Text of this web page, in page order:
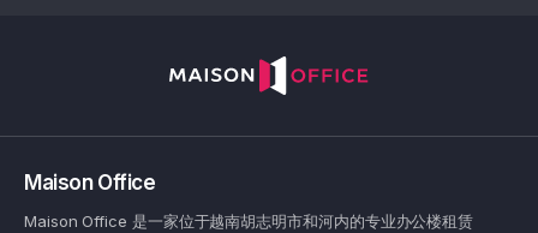
Maison Office
Maison Office 是一家位于越南胡志明市和河内的专业办公楼租赁